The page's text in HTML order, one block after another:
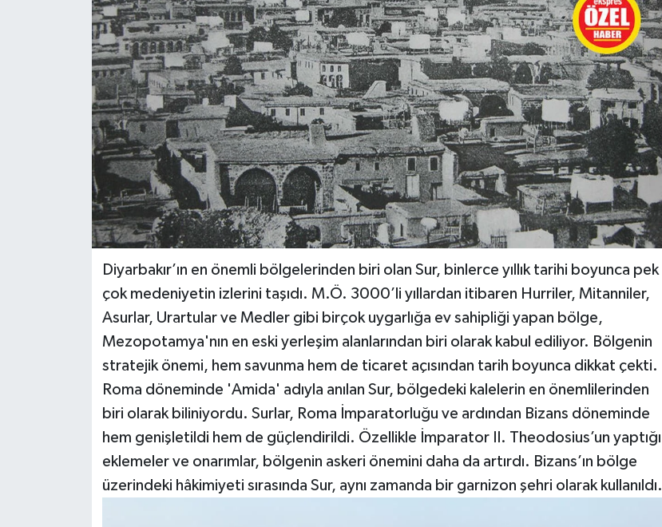
Diyarbakır’ın en önemli bölgelerinden biri olan Sur, binlerce yıllık tarihi boyunca pek
çok medeniyetin izlerini taşıdı. M.Ö. 3000’li yıllardan itibaren Hurriler, Mitanniler,
Asurlar, Urartular ve Medler gibi birçok uygarlığa ev sahipliği yapan bölge,
Mezopotamya'nın en eski yerleşim alanlarından biri olarak kabul ediliyor. Bölgenin
stratejik önemi, hem savunma hem de ticaret açısından tarih boyunca dikkat çekti.
Roma döneminde 'Amida' adıyla anılan Sur, bölgedeki kalelerin en önemlilerinden
biri olarak biliniyordu. Surlar, Roma İmparatorluğu ve ardından Bizans döneminde
hem genişletildi hem de güçlendirildi. Özellikle İmparator II. Theodosius’un yaptığı
eklemeler ve onarımlar, bölgenin askeri önemini daha da artırdı. Bizans’ın bölge
üzerindeki hâkimiyeti sırasında Sur, aynı zamanda bir garnizon şehri olarak kullanıldı.
EĞİTİM
TURİZM
RÖPORTAJ
VİDEO HABERLER
YAZARLAR
RESMİ İLAN